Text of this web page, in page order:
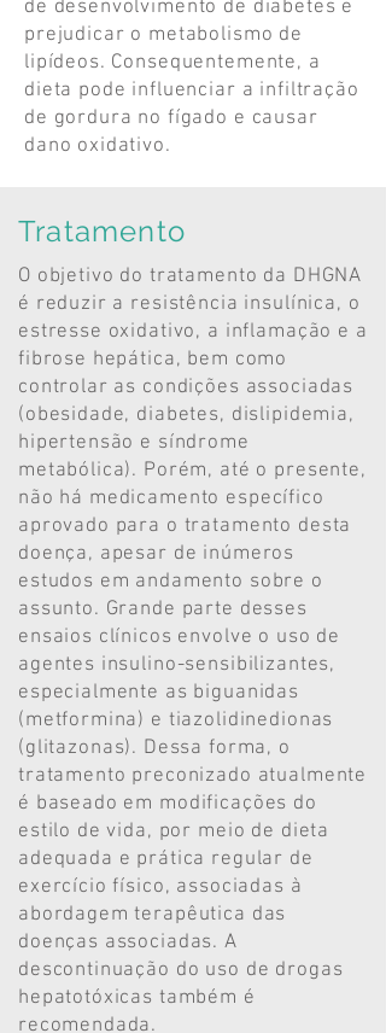
de desenvolvimento de diabetes e
prejudicar o metabolismo de
lipídeos. Consequentemente, a
dieta pode influenciar a infiltração
de gordura no fígado e causar
dano oxidativo.
Tratamento
O objetivo do tratamento da DHGNA
é reduzir a resistência insulínica, o
estresse oxidativo, a inflamação e a
fibrose hepática, bem como
controlar as condições associadas
(obesidade, diabetes, dislipidemia,
hipertensão e síndrome
metabólica). Porém, até o presente,
não há medicamento específico
aprovado para o tratamento desta
doença, apesar de inúmeros
estudos em andamento sobre o
assunto. Grande parte desses
ensaios clínicos envolve o uso de
agentes insulino-sensibilizantes,
especialmente as biguanidas
(metformina) e tiazolidinedionas
(glitazonas). Dessa forma, o
tratamento preconizado atualmente
é baseado em modificações do
estilo de vida, por meio de dieta
adequada e prática regular de
exercício físico, associadas à
abordagem terapêutica das
doenças associadas. A
descontinuação do uso de drogas
hepatotóxicas também é
recomendada.